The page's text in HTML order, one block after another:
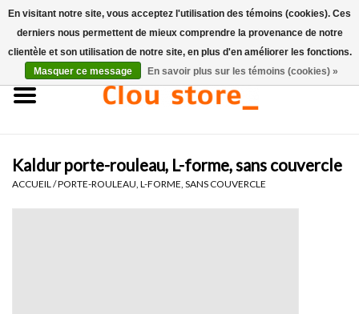
Accueil
Ensembles de lave-mains
Lave-mains
Kaldur porte-rouleau, L-forme, sans couvercle
ACCUEIL /PORTE-ROULEAU, L-FORME, SANS COUVERCLE
En visitant notre site, vous acceptez l'utilisation des témoins (cookies). Ces
derniers nous permettent de mieux comprendre la provenance de notre
clientèle et son utilisation de notre site, en plus d'en améliorer les fonctions.
Masquer ce message
En savoir plus sur les témoins (cookies) »